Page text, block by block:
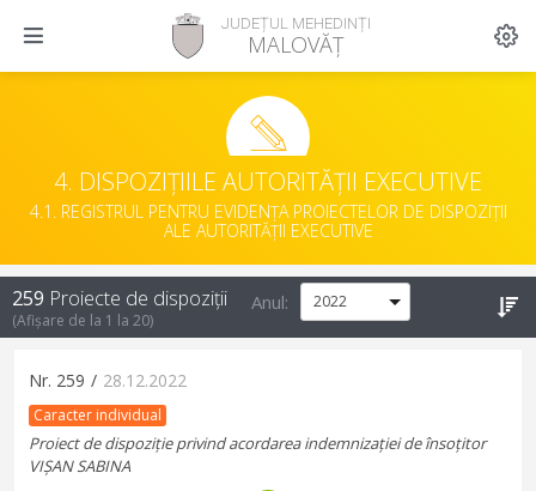
JUDEȚUL MEHEDINȚI
MALOVĂȚ
4. DISPOZIȚIILE AUTORITĂȚII EXECUTIVE
4.1. REGISTRUL PENTRU EVIDENȚA PROIECTELOR DE DISPOZIȚII
ALE AUTORITĂȚII EXECUTIVE
259 Proiecte de dispoziții
(Afișare de la 1 la 20)
Anul:
Nr. 259 / 28.12.2022
Caracter individual
Proiect de dispoziție privind acordarea indemnizației de însoțitor
VIȘAN SABINA